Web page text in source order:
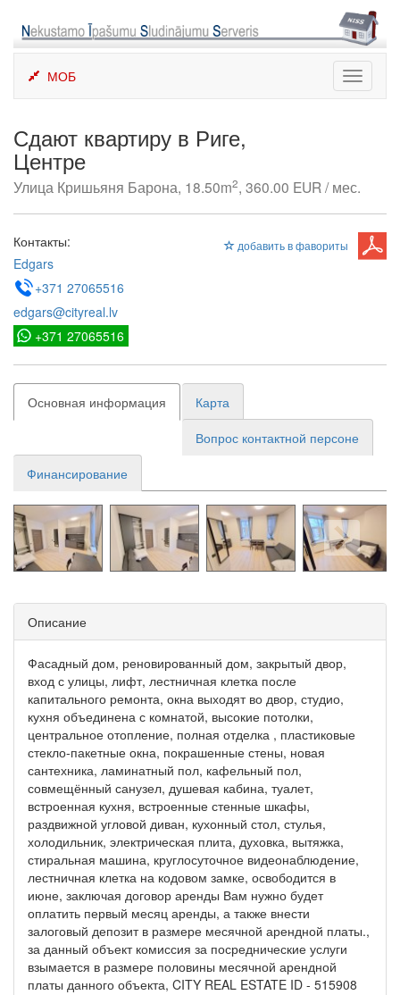
content
Toggle
МОБ
Сдают квартиру в Риге,
Центре
Улица Кришьяня Барона, 18.50m2, 360.00 EUR / мес.
добавить в фавориты
Контакты:
Edgars
+371 27065516
edgars@cityreal.lv
+371 27065516
Основная информация
Карта
Вопрос контактной персоне
Финансирование
Описание
Фасадный дом, реновированный дом, закрытый двор,
вход с улицы, лифт, лестничная клетка после
капитального ремонта, окна выходят во двор, студио,
кухня объединена с комнатой, высокие потолки,
центральное отопление, полная отделка , пластиковые
стекло-пакетные окна, покрашенные стены, новая
сантехника, ламинатный пол, кафельный пол,
совмещённый санузел, душевая кабина, туалет,
встроенная кухня, встроенные стенные шкафы,
раздвижной угловой диван, кухонный стол, стулья,
холодильник, электрическая плита, духовка, вытяжка,
стиральная машина, круглосуточное видеонаблюдение,
лестничная клетка на кодовом замке, освободится в
июне, заключая договор аренды Вам нужно будет
оплатить первый месяц аренды, а также внести
залоговый депозит в размере месячной арендной платы.,
за данный объект комиссия за посреднические услуги
взымается в размере половины месячной арендной
платы данного объекта, CITY REAL ESTATE ID - 515908